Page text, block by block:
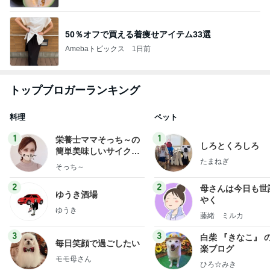
50％オフで買える着痩せアイテム33選
Amebaトピックス 1日前
トップブロガーランキング
料理
1
栄養士ママそっち～の
簡単美味しいサイクル
献立
そっち～
2
ゆうき酒場
ゆうき
3
毎日笑顔で過ごしたい
モモ母さん
ペット
1
しろとくろしろ
たまねぎ
2
母さんは今日も世
やく
藤緒 ミルカ
3
白柴 『きなこ』
楽ブログ
ひろ☆みき